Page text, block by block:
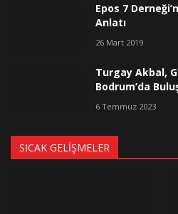
Epos 7
Anlatı
26 Mart 2019
Turgay Akbal,
Bodrum’da
6 Temmuz 2023
SICAK GELIŞMELER